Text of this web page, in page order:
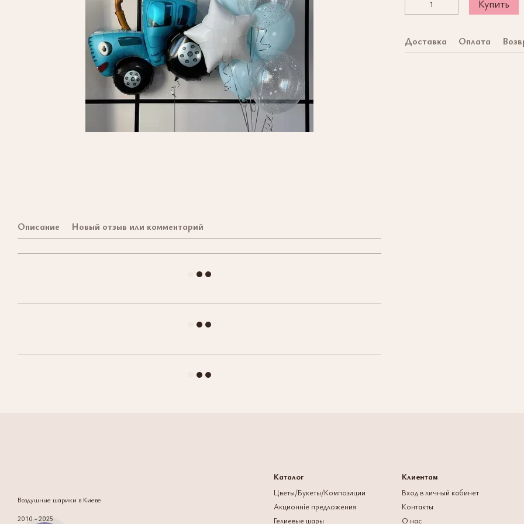
Описание Новый отзыв или комментарий
Купить
Доставка Оплата
Воздушные шарики в Киеве
2010 - 2025
Каталог
Цветы/Букеты/Композиции
Акционніе предложения
Гелиевые шары
Клиентам
Вход в личный кабинет
Контакты
О нас